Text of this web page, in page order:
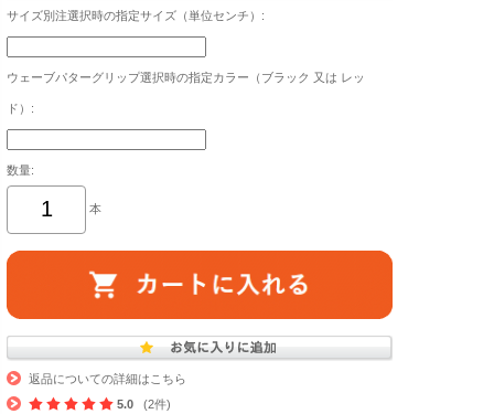
サイズ別注選択時の指定サイズ（単位センチ）:
ウェーブパターグリップ選択時の指定カラー（ブラック 又は レッ
ド）:
数量:
本
返品についての詳細はこちら
5.0
(2件)